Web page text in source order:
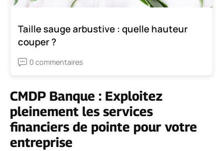
Taille sauge arbustive : quelle hauteur
couper ?
0 commentaires
CMDP Banque : Exploitez
pleinement les services
financiers de pointe pour votre
entreprise